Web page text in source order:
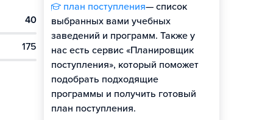
40
175
план поступления— список
выбранных вами учебных
заведений и программ. Также у
нас есть сервис «Планировщик
поступления», который поможет
подобрать подходящие
программы и получить готовый
план поступления.
Гайд по поступлению